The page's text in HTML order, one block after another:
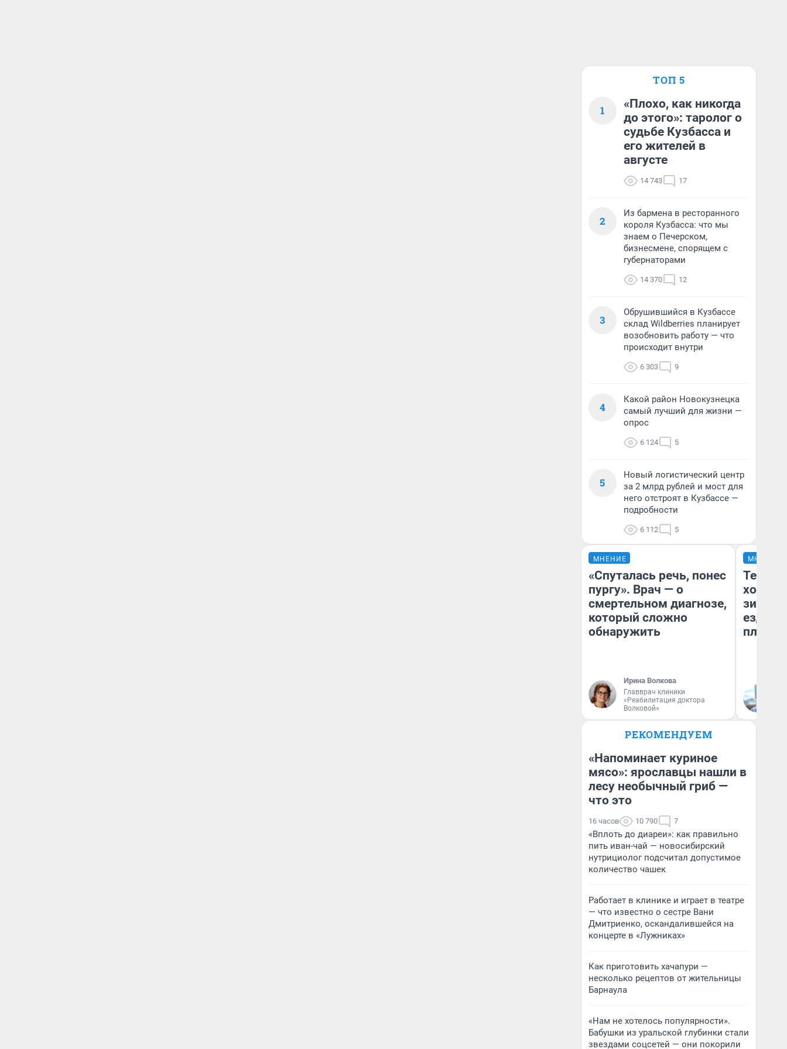
ТОП 5
1
«Плохо, как никогда
до этого»: таролог о
судьбе Кузбасса и
его жителей в
августе
14 743 17
2
Из бармена в ресторанного
короля Кузбасса: что мы
знаем о Печерском,
бизнесмене, спорящем с
губернаторами
14 370 12
3
Обрушившийся в Кузбассе
склад Wildberries планирует
возобновить работу — что
происходит внутри
6 303 9
4
Какой район Новокузнецка
самый лучший для жизни —
опрос
6 124 5
5
Новый логистический центр
за 2 млрд рублей и мост для
него отстроят в Кузбассе —
подробности
6 112 5
МНЕНИЕ
«Спуталась речь, понес
пургу». Врач — о
смертельном диагнозе,
который сложно
обнаружить
Ирина Волкова
Главврач клиники
«Реабилитация доктора
Волковой»
МНЕНИЕ
Тепло
зимой.
ездит
плюсы
РЕКОМЕНДУЕМ
«Напоминает куриное
мясо»: ярославцы нашли в
лесу необычный гриб —
что это
16 часов 10 790 7
«Вплоть до диареи»: как правильно
пить иван-чай — новосибирский
нутрициолог подсчитал допустимое
количество чашек
Работает в клинике и играет в театре
— что известно о сестре Вани
Дмитриенко, оскандалившейся на
концерте в «Лужниках»
Как приготовить хачапури —
несколько рецептов от жительницы
Барнаула
«Нам не хотелось популярности».
Бабушки из уральской глубинки стали
звездами соцсетей — они покорили